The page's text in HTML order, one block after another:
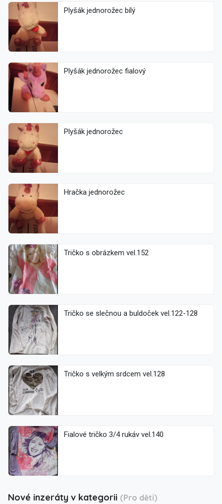
Plyšák jednorožec bílý
Plyšák jednorožec fialový
Plyšák jednorožec
Hračka jednorožec
Tričko s obrázkem vel.152
Tričko se slečnou a buldoček vel.122-128
Tričko s velkým srdcem vel.128
Fialové tričko 3/4 rukáv vel.140
Nové inzeráty v kategorii (Pro děti)